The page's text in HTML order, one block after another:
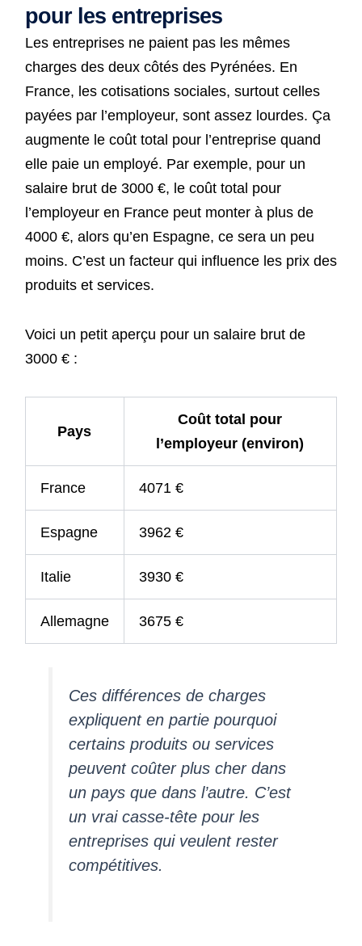
pour les entreprises
Les entreprises ne paient pas les mêmes
charges des deux côtés des Pyrénées. En
France, les cotisations sociales, surtout celles
payées par l’employeur, sont assez lourdes. Ça
augmente le coût total pour l’entreprise quand
elle paie un employé. Par exemple, pour un
salaire brut de 3000 €, le coût total pour
l’employeur en France peut monter à plus de
4000 €, alors qu’en Espagne, ce sera un peu
moins. C’est un facteur qui influence les prix des
produits et services.
Voici un petit aperçu pour un salaire brut de
3000 € :
Pays
Coût total pour
l’employeur (environ)
France 4071 €
Espagne 3962 €
Italie 3930 €
Allemagne 3675 €
Ces différences de charges
expliquent en partie pourquoi
certains produits ou services
peuvent coûter plus cher dans
un pays que dans l’autre. C’est
un vrai casse-tête pour les
entreprises qui veulent rester
compétitives.